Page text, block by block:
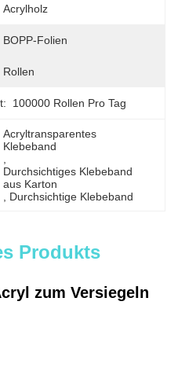
Acrylholz
BOPP-Folien
Rollen
100000 Rollen Pro Tag
Acryltransparentes
Klebeband
Durchsichtiges Klebeband
aus Karton
Durchsichtige Klebeband
Produkts
zum Versiegeln